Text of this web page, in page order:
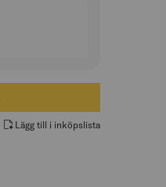
Lägg till i inköpslista